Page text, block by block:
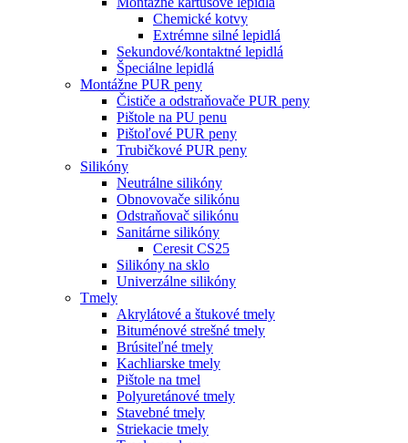
Chemické kotvy
Extrémne silné lepidlá
Sekundové/kontaktné lepidlá
Špeciálne lepidlá
Montážne PUR peny
Čističe a odstraňovače PUR peny
Pištole na PU penu
Pištoľové PUR peny
Trubičkové PUR peny
Silikóny
Neutrálne silikóny
Obnovovače silikónu
Odstraňovač silikónu
Sanitárne silikóny
Ceresit CS25
Silikóny na sklo
Univerzálne silikóny
Tmely
Akrylátové a štukové tmely
Bituménové strešné tmely
Brúsiteľné tmely
Kachliarske tmely
Pištole na tmel
Polyuretánové tmely
Stavebné tmely
Striekacie tmely